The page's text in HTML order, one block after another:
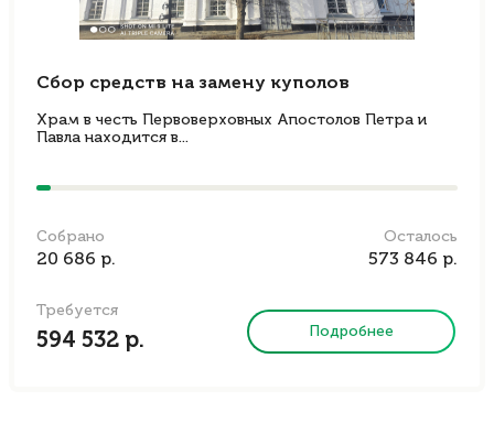
Сбор средств на замену куполов
Храм в честь Первоверховных Апостолов Петра и
Павла находится в...
Собрано
20 686 р.
Осталось
573 846 р.
Требуется
594 532 р. Подробнее